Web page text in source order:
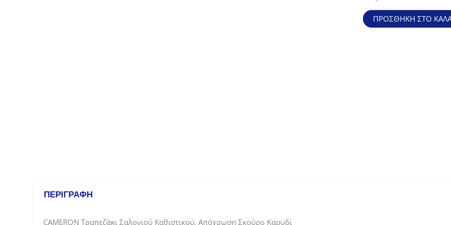
Τραπεζάκι
Σαλονιού
Καθιστικού,
ΠΡΟΣΘΉΚΗ ΣΤΟ
ΠΕΡΙΓΡΑΦΉ
CAMERON Τραπεζάκι Σαλονιού Καθιστικού, Απόχρωση Σκούρο Καρυδί